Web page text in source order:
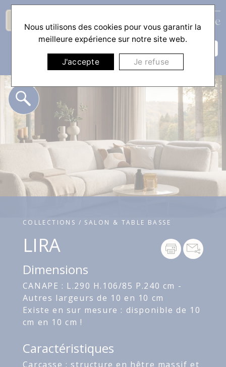
☰
COLLECTIONS / SALON & TABLE BASSE
LIRA
Dimensions
CANAPE : L.290 H.106/85 P.240 cm -
Autres largeurs de 10 en 10 cm
Existe en sur mesure : disponible de 10
cm en 10 cm !
Caractéristiques
Carcasse : structure en hêtre massif et
Nous utilisons des cookies pour vous garantir la
meilleure expérience sur notre site web.
J'accepte Je refuse